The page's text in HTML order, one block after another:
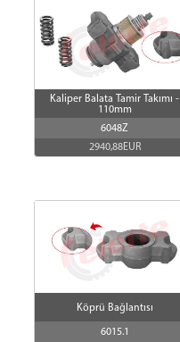
Kaliper Balata Tamir Takımı -
110mm
6048Z
2940,88EUR
Köprü Bağlantısı
6015.1